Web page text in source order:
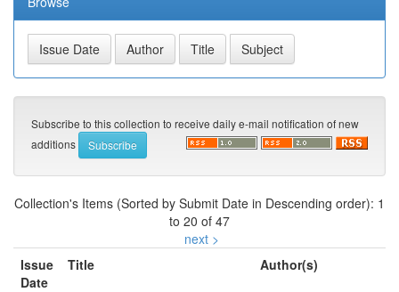
Subscribe to this collection to receive daily e-mail notification of new
additions
Collection's Items (Sorted by Submit Date in Descending order): 1
to 20 of 47
next >
Issue
Date
Title Author(s)